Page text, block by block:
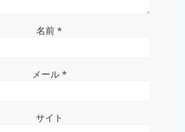
名前 *
メール *
サイト